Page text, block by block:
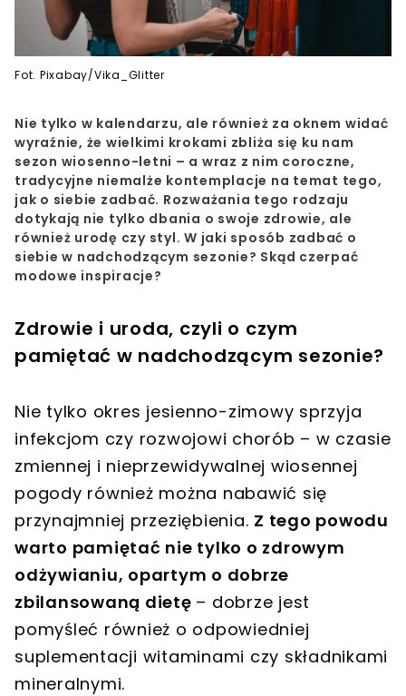
Fot. Pixabay/Vika_Glitter
Nie tylko w kalendarzu, ale również za oknem widać
wyraźnie, że wielkimi krokami zbliża się ku nam
sezon wiosenno-letni – a wraz z nim coroczne,
tradycyjne niemalże kontemplacje na temat tego,
jak o siebie zadbać. Rozważania tego rodzaju
dotykają nie tylko dbania o swoje zdrowie, ale
również urodę czy styl. W jaki sposób zadbać o
siebie w nadchodzącym sezonie? Skąd czerpać
modowe inspiracje?
Zdrowie i uroda, czyli o czym
pamiętać w nadchodzącym sezonie?
Nie tylko okres jesienno-zimowy sprzyja
infekcjom czy rozwojowi chorób – w czasie
zmiennej i nieprzewidywalnej wiosennej
pogody również można nabawić się
przynajmniej przeziębienia. Z tego powodu
warto pamiętać nie tylko o zdrowym
odżywianiu, opartym o dobrze
zbilansowaną dietę – dobrze jest
pomyśleć również o odpowiedniej
suplementacji witaminami czy składnikami
mineralnymi.